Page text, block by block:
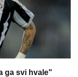
ga svi hvale"